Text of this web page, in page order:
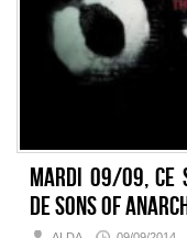
Mardi 09/09, ce
de Sons of